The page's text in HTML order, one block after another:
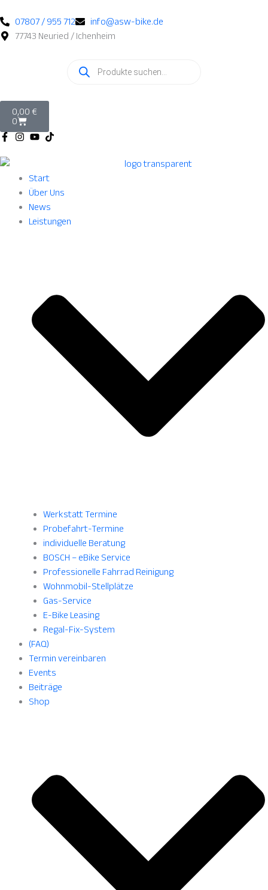
Inhalt
springen
07807 / 955 712
info@asw-bike.de
77743 Neuried / Ichenheim
search
0,00 €
0
Warenkorb
Start
Über Uns
News
Leistungen
Werkstatt Termine
Probefahrt-Termine
individuelle Beratung
BOSCH – eBike Service
Professionelle Fahrrad Reinigung
Wohnmobil-Stellplätze
Gas-Service
E-Bike Leasing
Regal-Fix-System
(FAQ)
Termin vereinbaren
Events
Beiträge
Shop
sortiert